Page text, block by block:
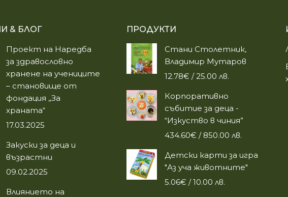
& БЛОГ
Проект на Наредба
за здравословно
хранене на учениците
– становище от
фондация „За
храната“
17.03.2025
Закуски за деца и
възрастни
09.02.2025
Влиянието на
ПРОДУКТИ
Стани Столетник,
Владимир Мутаров
12.78€ / 25.00 лв.
Корпоративно
събитие за деца -
“Изкуство в чиния”
434.60€ / 850.00 лв.
Детски карти за игра
"Аз уча животните"
5.06€ / 10.00 лв.